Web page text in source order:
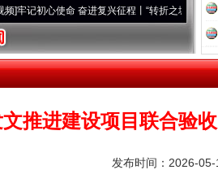
使命 奋进复兴征程丨“转折之城”激荡..·[视频] 牢
推进建设项目联合验
发布时间：2026-05-